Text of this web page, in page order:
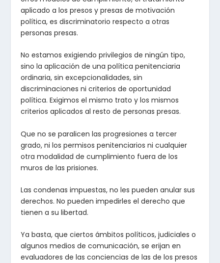
aplicado a los presos y presas de motivación
política, es discriminatorio respecto a otras
personas presas.
No estamos exigiendo privilegios de ningún tipo,
sino la aplicación de una política penitenciaria
ordinaria, sin excepcionalidades, sin
discriminaciones ni criterios de oportunidad
política. Exigimos el mismo trato y los mismos
criterios aplicados al resto de personas presas.
Que no se paralicen las progresiones a tercer
grado, ni los permisos penitenciarios ni cualquier
otra modalidad de cumplimiento fuera de los
muros de las prisiones.
Las condenas impuestas, no les pueden anular sus
derechos. No pueden impedirles el derecho que
tienen a su libertad.
Ya basta, que ciertos ámbitos políticos, judiciales o
algunos medios de comunicación, se erijan en
evaluadores de las conciencias de las de los presos